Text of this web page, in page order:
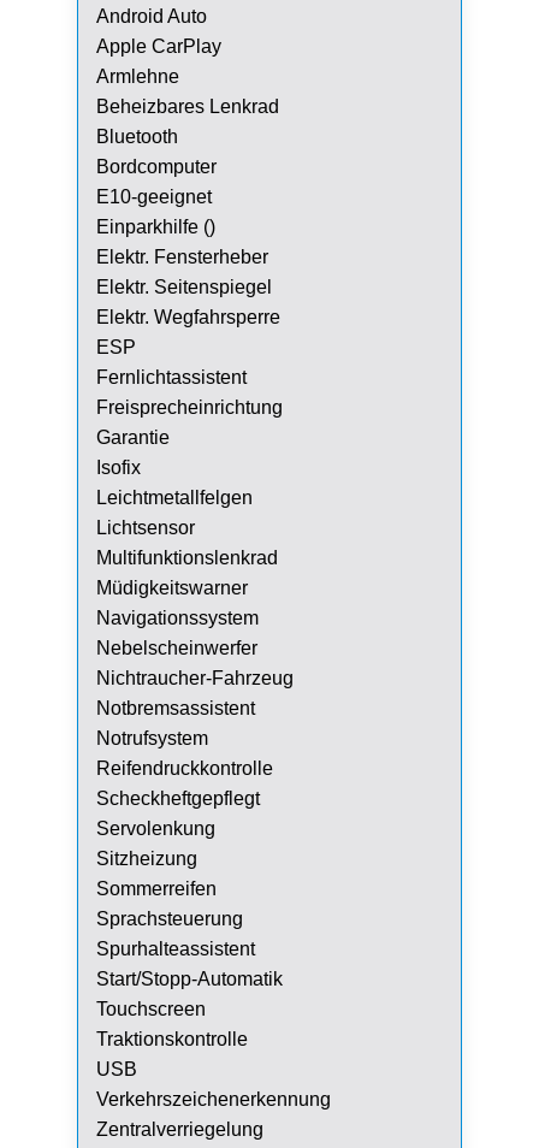
Android Auto
Apple CarPlay
Armlehne
Beheizbares Lenkrad
Bluetooth
Bordcomputer
E10-geeignet
Einparkhilfe ()
Elektr. Fensterheber
Elektr. Seitenspiegel
Elektr. Wegfahrsperre
ESP
Fernlichtassistent
Freisprecheinrichtung
Garantie
Isofix
Leichtmetallfelgen
Lichtsensor
Multifunktionslenkrad
Müdigkeitswarner
Navigationssystem
Nebelscheinwerfer
Nichtraucher-Fahrzeug
Notbremsassistent
Notrufsystem
Reifendruckkontrolle
Scheckheftgepflegt
Servolenkung
Sitzheizung
Sommerreifen
Sprachsteuerung
Spurhalteassistent
Start/Stopp-Automatik
Touchscreen
Traktionskontrolle
USB
Verkehrszeichenerkennung
Zentralverriegelung